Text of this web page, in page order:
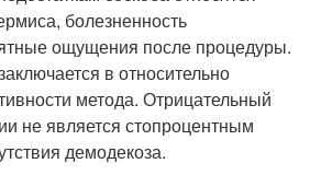
болезненность
ощущения после процедуры.
в относительно
метода. Отрицательный
не является стопроцентным
демодекоза.